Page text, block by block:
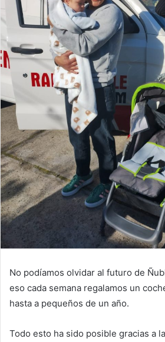
No podíamos olvidar al futuro de
eso cada semana regalamos un
hasta a pequeños de un año.
Todo esto ha sido posible gracias a